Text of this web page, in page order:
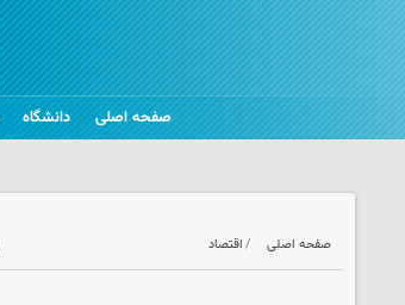
صفحه اصلی دانشگاه
صفحه اصلی اقتصاد